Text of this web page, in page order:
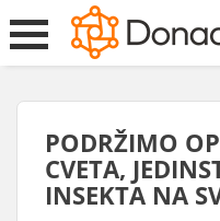
PODRŽIMO
CVETA,
INSEKTA NA